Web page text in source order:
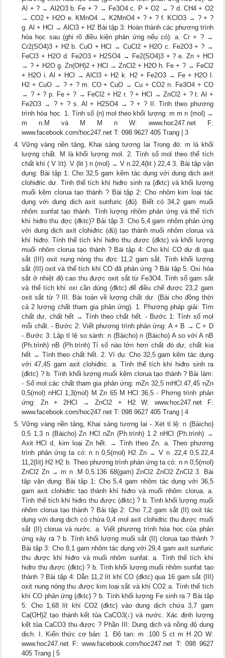
Al + ? → Al2O3 b. Fe + ? → Fe3O4 c. P + O2 → ? d. CH4 + O2
→ CO2 + H2O e. KMnO4 → K2MnO4 + ? + ? f. KClO3 → ? + ?
g. Al + HCl → AlCl3 + H2 Bài tập 3: Hoàn thành các phương trình
hóa học sau (ghi rõ điều kiện phản ứng nếu có): a. Cr + ? →
Cr2(SO4)3 + H2 b. CuO + HCl → CuCl2 + H2O c. Fe2O3 + ? →
FeCl3 + H2O d. Fe2O3 + H2SO4 → Fe2(SO4)3 + ? e. Zn + HCl
→ ? + H2O g. Zn(OH)2 + HCl → ZnCl2 + H2O h. Fe + ? → FeCl2
+ H2O i. Al + HCl → AlCl3 + H2 k. H2 + Fe2O3 → Fe + H2O l.
H2 + CuO → ? + ? m. CO + CuO → Cu + CO2 n. Fe3O4 + CO
→ ? + ? p. Fe + ? → FeCl2 + H2 r. ? + HCl → ZnCl2 + ? t. Al +
Fe2O3 → ? + ? s. Al + H2SO4 → ? + ? II. Tính theo phương
trình hóa học. 1. Tính số (n) mol theo khối lượng: m m n (mol) →
m n.M và M M n W: www.hoc247.net F:
www.facebook.com/hoc247.net T: 098 9627 405 Trang | 3
Vững vàng nền tảng, Khai sáng tương lai Trong đó: m là khối
lượng chất. M là khối lượng mol. 2. Tính số mol theo thể tích
chất khí ( V lít). V (lit ) n (mol) → V n.22,4(lit ) 22,4 3. Bài tập vận
dụng: Bài tập 1: Cho 32,5 gam kẽm tác dụng với dung dịch axit
clohiđric dư. Tính thể tích khí hiđro sinh ra (đktc) và khối lượng
muối kẽm clorua tạo thành ? Bài tập 2: Cho nhôm kim loại tác
dụng với dung dịch axit sunfuric (đủ). Biết có 34,2 gam muối
nhôm sunfat tạo thành. Tính lượng nhôm phản ứng và thể tích
khí hiđro thu đợc (đktc)? Bài tập 3: Cho 5,4 gam nhôm phản ứng
với dung dịch axit clohiđric (đủ) tạo thành muối nhôm clorua và
khí hiđro. Tính thể tích khí hiđro thu được (đktc) và khối lượng
muối nhôm clorua tạo thành ? Bài tập 4: Cho khí CO dư đi qua
sắt (III) oxit nung nóng thu đợc 11,2 gam sắt. Tính khối lượng
sắt (III) oxit và thể tích khí CO đã phản ứng ? Bài tập 5: Oxi hóa
sắt ở nhiệt độ cao thu được oxit sắt từ Fe3O4. Tính số gam sắt
và thể tích khí oxi cần dùng (đktc) để điều chế được 23,2 gam
oxit sắt từ ? III. Bài toán về lượng chất dư. (Bài cho đồng thời
cả 2 lượng chất tham gia phản ứng). 1. Phương pháp giải: Tìm
chất dư, chất hết → Tính theo chất hết. - Bước 1: Tính số mol
mỗi chất. - Bước 2: Viết phương trình phản ứng: A + B → C + D
- Bước 3: Lập tỉ lệ so sánh: n (Bàicho) n (Bàicho) A so với A nB
(Ph.trình) nB (Ph.trình) Tỉ số nào lớn hơn chất đó dư, chất kia
hết → Tính theo chất hết. 2. Ví dụ: Cho 32,5 gam kẽm tác dụng
với 47,45 gam axit clohiđric. a. Tính thể tích khí hiđro sinh ra
(đktc) ? b. Tính khối lượng muối kẽm clorua tạo thành ? Bài làm:
- Số mol các chất tham gia phản ứng: mZn 32,5 mHCl 47,45 nZn
0,5(mol) nHCl 1,3(mol) M Zn 65 M HCl 36,5 - Phơng trình phản
ứng: Zn + 2HCl → ZnCl2 + H2 W: www.hoc247.net F:
www.facebook.com/hoc247.net T: 098 9627 405 Trang | 4
Vững vàng nền tảng, Khai sáng tương lai - Xét tỉ lệ: n (Bàicho)
0,5 1,3 n (Bàicho) Zn HCl nZn (Ph.trình) 1 2 nHCl (Ph.trình) →
Axit HCl d, kim loại Zn hết. → Tính theo Zn. a. Theo phương
trình phản ứng ta có: n n 0,5(mol) H2 Zn → V n .22,4 0,5.22,4
11,2(lít) H2 H2 b. Theo phương trình phản ứng ta có: n n 0,5(mol)
ZnCl2 Zn → m n .M 0,5.136 68(gam) ZnCl2 ZnCl2 ZnCl2 3. Bài
tập vận dụng: Bài tập 1: Cho 5,4 gam nhôm tác dụng với 36,5
gam axit clohiđric tạo thành khí hiđro và muối nhôm clorua. a.
Tính thể tích khí hiđro thu được (đktc) ? b. Tính khối lượng muối
nhôm clorua tạo thành ? Bài tập 2: Cho 7,2 gam sắt (II) oxit tác
dụng với dung dịch có chứa 0,4 mol axit clohiđric thu được muối
sắt (II) clorua và nước. a. Viết phương trình hóa học của phản
ứng xảy ra ? b. Tính khối lượng muối sắt (II) clorua tạo thành ?
Bài tập 3: Cho 8,1 gam nhôm tác dụng với 29,4 gam axit sunfuric
thu được khí hiđro và muối nhôm sunfat. a. Tính thể tích khí
hiđro thu được (đktc) ? b. Tính khối lượng muối nhôm sunfat tạo
thành ? Bài tập 4: Dẫn 11,2 lít khí CO (đktc) qua 16 gam sắt (III)
oxit nung nóng thu được kim loại sắt và khí CO2 a. Tính thể tích
khí CO phản ứng (đktc) ? b. Tính khối lượng Fe sinh ra ? Bài tập
5: Cho 1,68 lít khí CO2 (đktc) vào dung dịch chứa 3,7 gam
Ca(OH)2 tạo thành kết tủa CaCO3(↓) và nước. Xác định lượng
kết tủa CaCO3 thu được ? Phần III: Dung dịch và nồng độ dung
dịch. I. Kiến thức cơ bản: 1. Độ tan: m .100 S ct m H 2O W:
www.hoc247.net F: www.facebook.com/hoc247.net T: 098 9627
405 Trang | 5